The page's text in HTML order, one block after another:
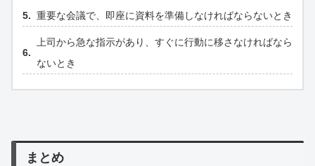
重要な会議で、即座に資料を準備しなければならないとき
上司から急な指示があり、すぐに行動に移さなければなら
ないとき
まとめ